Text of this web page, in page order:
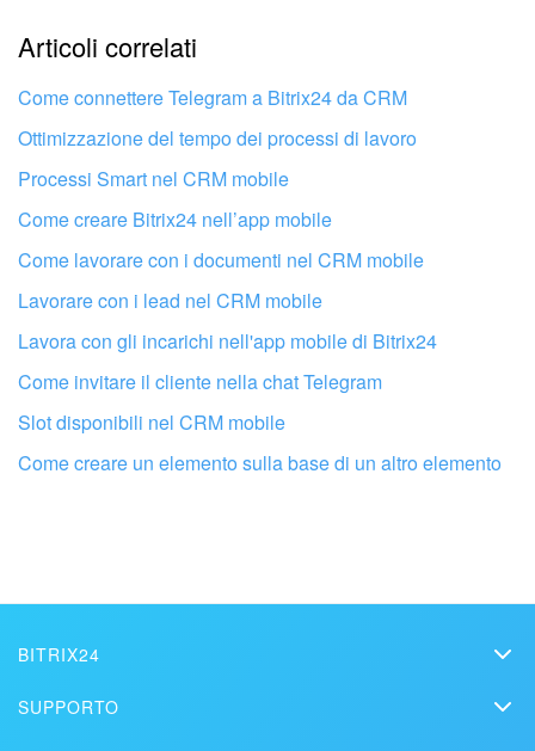
Troppo breve, ho bisogno di maggiori informazioni.
Non mi soddisfa come funziona questo strumento
Articoli correlati
Come connettere Telegram a Bitrix24 da CRM
Ottimizzazione del tempo dei processi di lavoro
Processi Smart nel CRM mobile
Come creare Bitrix24 nell’app mobile
Come lavorare con i documenti nel CRM mobile
Lavorare con i lead nel CRM mobile
Lavora con gli incarichi nell'app mobile di Bitrix24
Come invitare il cliente nella chat Telegram
Slot disponibili nel CRM mobile
Come creare un elemento sulla base di un altro elemento
BITRIX24
SUPPORTO